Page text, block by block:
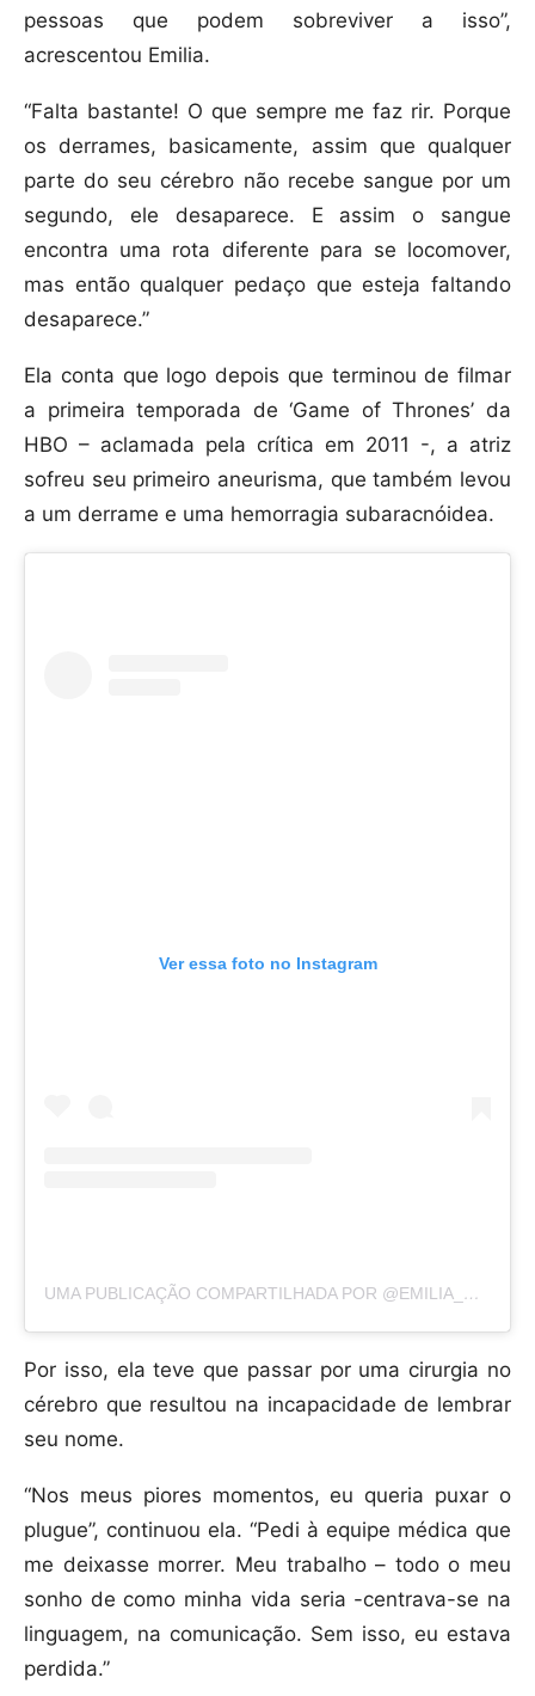
pessoas que podem sobreviver a isso”,
acrescentou Emilia.
“Falta bastante! O que sempre me faz rir. Porque
os derrames, basicamente, assim que qualquer
parte do seu cérebro não recebe sangue por um
segundo, ele desaparece. E assim o sangue
encontra uma rota diferente para se locomover,
mas então qualquer pedaço que esteja faltando
desaparece.”
Ela conta que logo depois que terminou de filmar
a primeira temporada de ‘Game of Thrones’ da
HBO – aclamada pela crítica em 2011 -, a atriz
sofreu seu primeiro aneurisma, que também levou
a um derrame e uma hemorragia subaracnóidea.
Ver essa foto no Instagram
UMA PUBLICAÇÃO COMPARTILHADA POR @EMILIA_CLARKE
Por isso, ela teve que passar por uma cirurgia no
cérebro que resultou na incapacidade de lembrar
seu nome.
“Nos meus piores momentos, eu queria puxar o
plugue”, continuou ela. “Pedi à equipe médica que
me deixasse morrer. Meu trabalho – todo o meu
sonho de como minha vida seria -centrava-se na
linguagem, na comunicação. Sem isso, eu estava
perdida.”